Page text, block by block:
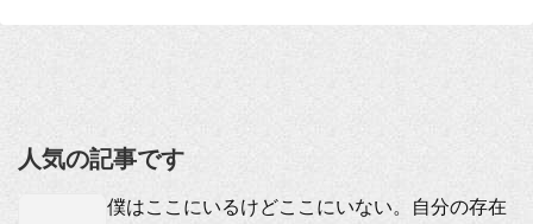
人気の記事です
僕はここにいるけどここにいない。自分の存在